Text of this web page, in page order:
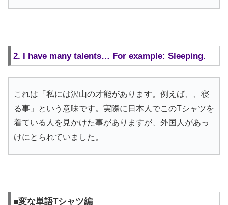
2. I have many talents… For example: Sleeping.
これは「私には沢山の才能があります。例えば、、寝
る事」という意味です。実際に日本人でこのTシャツを
着ている人を見かけた事がありますが、外国人があっ
けにとられていました。
■変な単語Tシャツ編